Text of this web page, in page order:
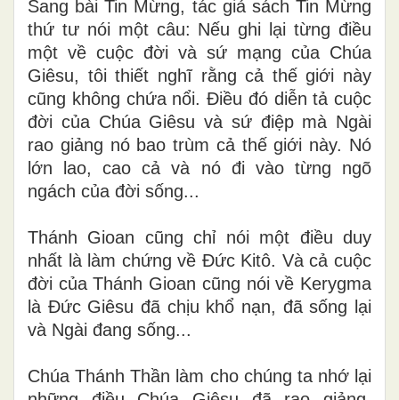
Sang bài Tin Mừng, tác giả sách Tin Mừng
thứ tư nói một câu: Nếu ghi lại từng điều
một về cuộc đời và sứ mạng của Chúa
Giêsu, tôi thiết nghĩ rằng cả thế giới này
cũng không chứa nổi. Điều đó diễn tả cuộc
đời của Chúa Giêsu và sứ điệp mà Ngài
rao giảng nó bao trùm cả thế giới này. Nó
lớn lao, cao cả và nó đi vào từng ngõ
ngách của đời sống...
Thánh Gioan cũng chỉ nói một điều duy
nhất là làm chứng về Đức Kitô. Và cả cuộc
đời của Thánh Gioan cũng nói về Kerygma
là Đức Giêsu đã chịu khổ nạn, đã sống lại
và Ngài đang sống...
Chúa Thánh Thần làm cho chúng ta nhớ lại